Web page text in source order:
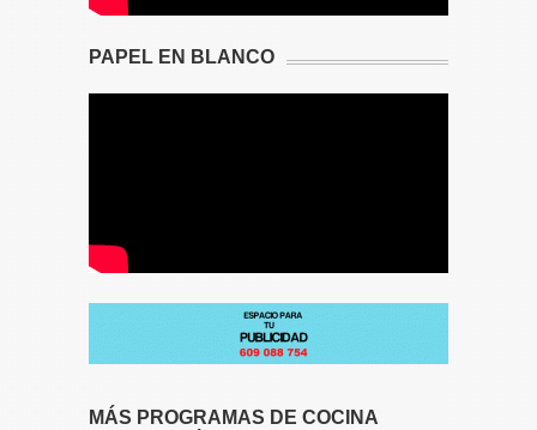
PAPEL EN BLANCO
MÁS PROGRAMAS DE COCINA